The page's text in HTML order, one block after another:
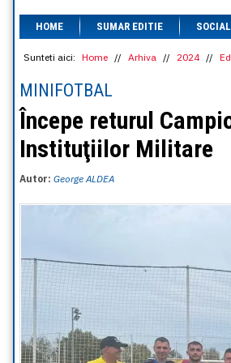
HOME SUMAR EDITIE SOCIAL
Sunteti aici: Home // Arhiva // 2024 //
MINIFOTBAL
Începe returul
Instituţiilor Militare
Autor: George ALDEA